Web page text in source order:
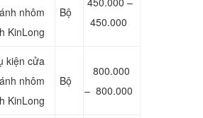
nhôm
KinLong
Bộ
450.000
kiện cửa
nhôm
KinLong
Bộ
800.000
– 800.000